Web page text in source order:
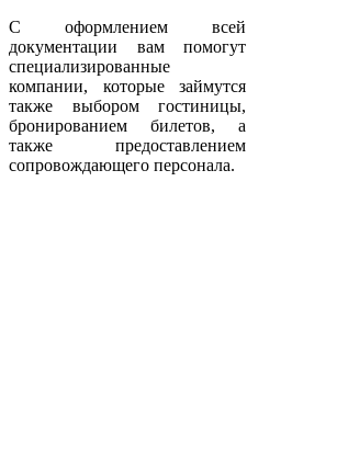
С оформлением всей
документации вам помогут
специализированные
компании, которые займутся
также выбором гостиницы,
бронированием билетов, а
также предоставлением
сопровождающего персонала.